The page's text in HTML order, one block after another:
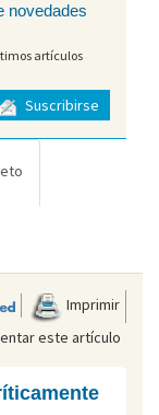
novedades
artículos
Suscribirse
Imprimir
este artículo